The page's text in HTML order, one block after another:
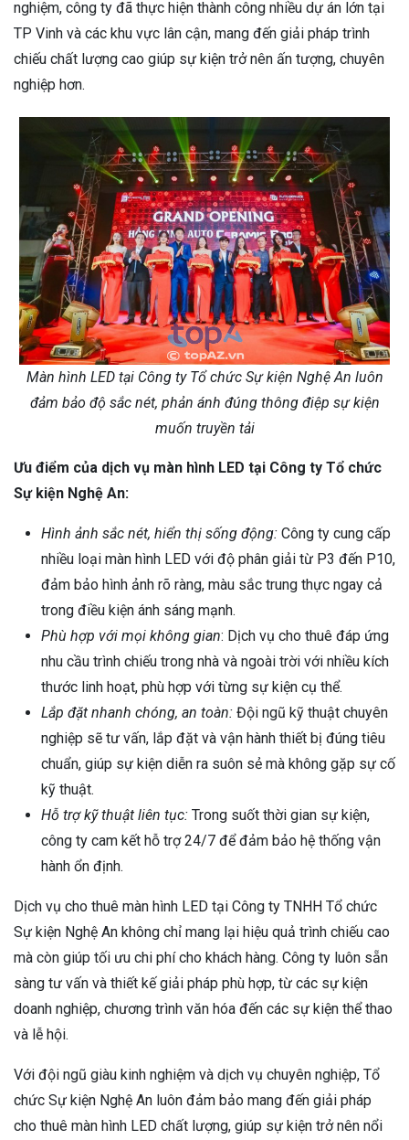
nghiệm, công ty đã thực hiện thành công nhiều dự án lớn tại
TP Vinh và các khu vực lân cận, mang đến giải pháp trình
chiếu chất lượng cao giúp sự kiện trở nên ấn tượng, chuyên
nghiệp hơn.
Màn hình LED tại Công ty Tổ chức Sự kiện Nghệ An luôn
đảm bảo độ sắc nét, phản ánh đúng thông điệp sự kiện
muốn truyền tải
Ưu điểm của dịch vụ màn hình LED tại Công ty Tổ chức
Sự kiện Nghệ An:
Hình ảnh sắc nét, hiển thị sống động: Công ty cung cấp
nhiều loại màn hình LED với độ phân giải từ P3 đến P10,
đảm bảo hình ảnh rõ ràng, màu sắc trung thực ngay cả
trong điều kiện ánh sáng mạnh.
Phù hợp với mọi không gian: Dịch vụ cho thuê đáp ứng
nhu cầu trình chiếu trong nhà và ngoài trời với nhiều kích
thước linh hoạt, phù hợp với từng sự kiện cụ thể.
Lắp đặt nhanh chóng, an toàn: Đội ngũ kỹ thuật chuyên
nghiệp sẽ tư vấn, lắp đặt và vận hành thiết bị đúng tiêu
chuẩn, giúp sự kiện diễn ra suôn sẻ mà không gặp sự cố
kỹ thuật.
Hỗ trợ kỹ thuật liên tục: Trong suốt thời gian sự kiện,
công ty cam kết hỗ trợ 24/7 để đảm bảo hệ thống vận
hành ổn định.
Dịch vụ cho thuê màn hình LED tại Công ty TNHH Tổ chức
Sự kiện Nghệ An không chỉ mang lại hiệu quả trình chiếu cao
mà còn giúp tối ưu chi phí cho khách hàng. Công ty luôn sẵn
sàng tư vấn và thiết kế giải pháp phù hợp, từ các sự kiện
doanh nghiệp, chương trình văn hóa đến các sự kiện thể thao
và lễ hội.
Với đội ngũ giàu kinh nghiệm và dịch vụ chuyên nghiệp, Tổ
chức Sự kiện Nghệ An luôn đảm bảo mang đến giải pháp
cho thuê màn hình LED chất lượng, giúp sự kiện trở nên nổi